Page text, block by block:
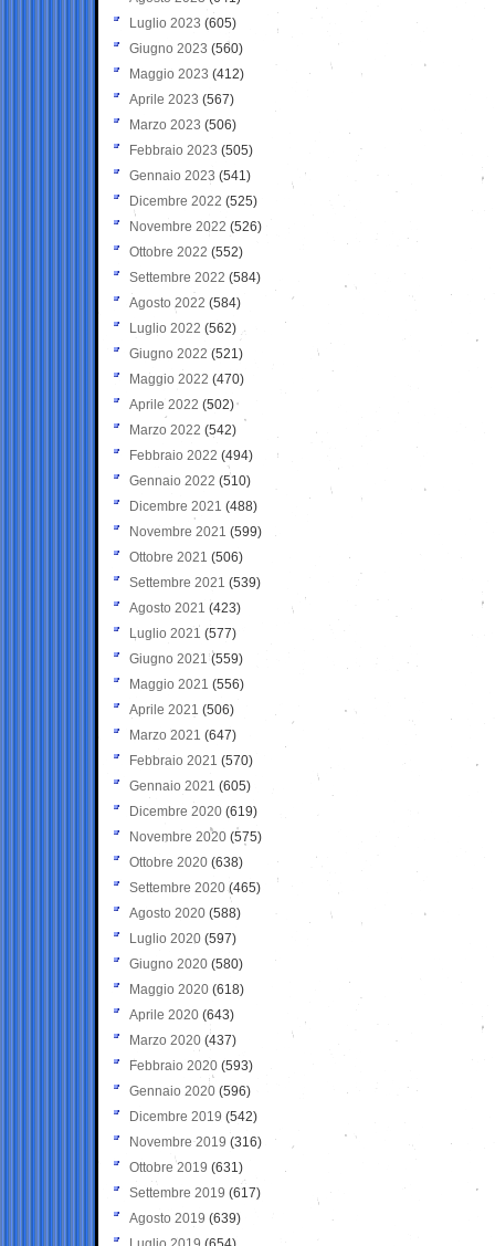
Luglio 2023 (605)
Giugno 2023 (560)
Maggio 2023 (412)
Aprile 2023 (567)
Marzo 2023 (506)
Febbraio 2023 (505)
Gennaio 2023 (541)
Dicembre 2022 (525)
Novembre 2022 (526)
Ottobre 2022 (552)
Settembre 2022 (584)
Agosto 2022 (584)
Luglio 2022 (562)
Giugno 2022 (521)
Maggio 2022 (470)
Aprile 2022 (502)
Marzo 2022 (542)
Febbraio 2022 (494)
Gennaio 2022 (510)
Dicembre 2021 (488)
Novembre 2021 (599)
Ottobre 2021 (506)
Settembre 2021 (539)
Agosto 2021 (423)
Luglio 2021 (577)
Giugno 2021(559)
Maggio 2021 (556)
Aprile 2021 (506)
Marzo 2021 (647)
Febbraio 2021 (570)
Gennaio 2021 (605)
Dicembre 2020 (619)
Novembre 2020 (575)
Ottobre 2020 (638)
Settembre 2020(465)
Agosto 2020 (588)
Luglio 2020 (597)
Giugno 2020 (580)
Maggio 2020 (618)
Aprile 2020 (643)
Marzo 2020 (437)
Febbraio 2020 (593)
Gennaio 2020 (596)
Dicembre 2019 (542)
Novembre 2019 (316)
Ottobre 2019 (631)
Settembre 2019 (617)
Agosto 2019 (639)